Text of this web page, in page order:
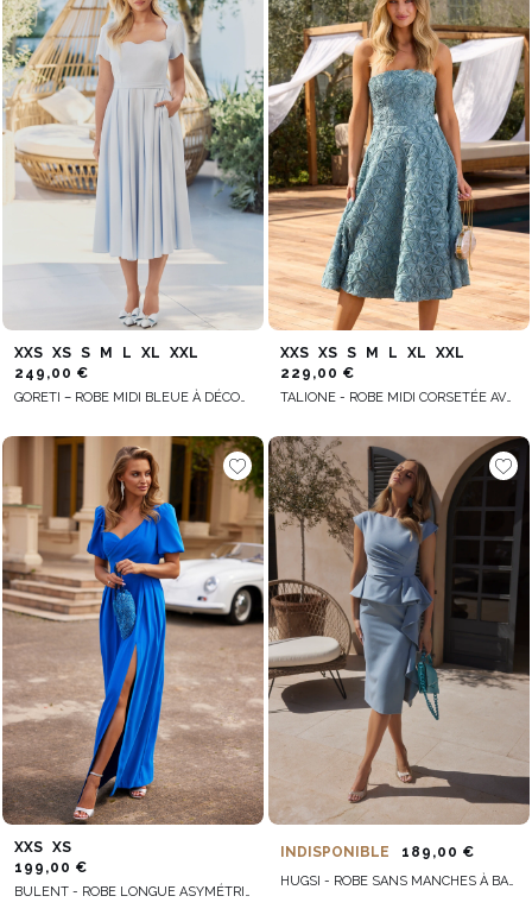
XXS XS S M L XL
XXL
249,00 €
GORETI – ROBE MIDI BLEUE À DÉCOLLETÉ FESTONNÉ
XXS XS S M L XL
XXL
229,00 €
TALIONE - ROBE MIDI CORSETÉE AVEC BRETELLES ATTACHÉES
XXS XS
199,00 €
BULENT - ROBE LONGUE ASYMÉTRIQUE AVEC VOLANTS ET JUPE LATÉRALE
INDISPONIBLE 189,00 €
HUGSI - ROBE SANS MANCHES À BASQUES ET À VOLANTS